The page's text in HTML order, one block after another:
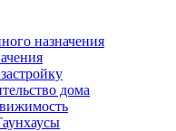
назначения
дома